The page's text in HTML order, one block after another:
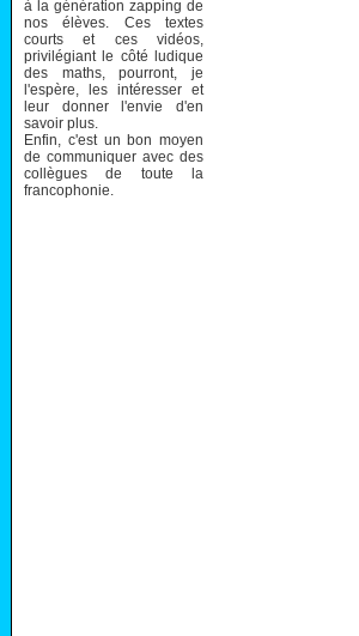
à la génération zapping de
nos élèves. Ces textes
courts et ces vidéos,
privilégiant le côté ludique
des maths, pourront, je
l'espère, les intéresser et
leur donner l'envie d'en
savoir plus.
Enfin, c'est un bon moyen
de communiquer avec des
collègues de toute la
francophonie.